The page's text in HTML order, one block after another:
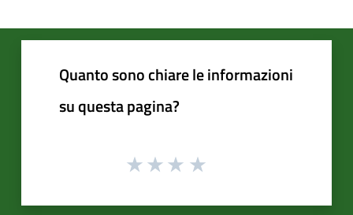
Quanto sono chiare le informazioni
su questa pagina?